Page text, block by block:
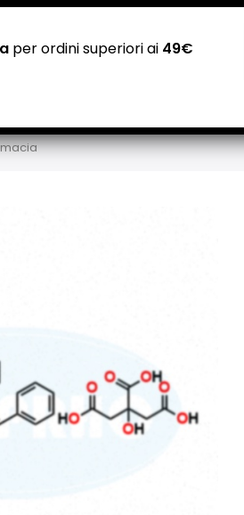
NEGOZI PADOVA:
Attivo distributore
per ordini superiori ai 49€